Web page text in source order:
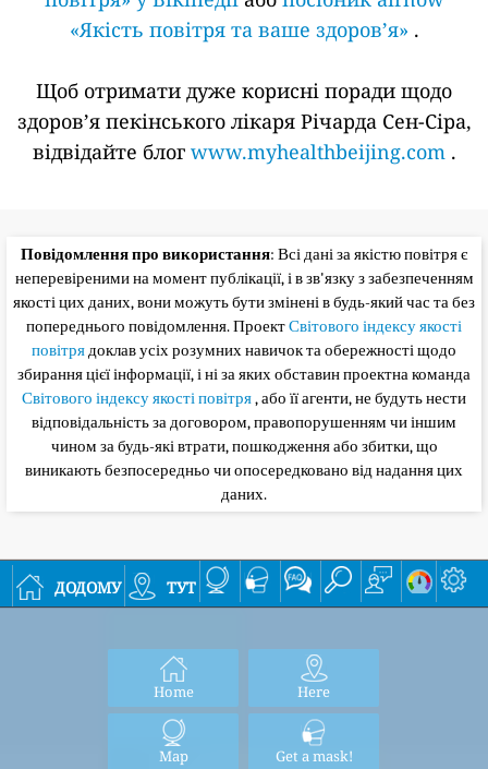
«Якість повітря та ваше здоров’я» .
Щоб отримати дуже корисні поради щодо
здоров’я пекінського лікаря Річарда Сен-Сіра,
відвідайте блог www.myhealthbeijing.com.
Повідомлення про використання: Всі дані за якістю повітря є
неперевіреними на момент публікації, і в зв'язку з забезпеченням
якості цих даних, вони можуть бути змінені в будь-який час та без
попереднього повідомлення. ПроектСвітового індексу якості
повітрядоклав усіх розумних навичок та обережності щодо
збирання цієї інформації, і ні за яких обставин проектна команда
Світового індексу якості повітря, або її агенти, не будуть нести
відповідальність за договором, правопорушенням чи іншим
чином за будь-які втрати, пошкодження або збитки, що
виникають безпосередньо чи опосередковано від надання цих
даних.
додому тут
Home Here
Map Get a mask!